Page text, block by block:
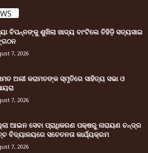
ବିପନ୍ନଙ୍କୁ ଶୁଖିଲା ଖାଦ୍ୟ ବାଂଟିଲେ ତିହିଡି଼ ସତ୍ୟସାଇ
7, 2026
ଅଲୀ କରାମତଙ୍କ ସ୍ମୃତିରେ ସାହିତ୍ୟ ସଭା ଓ
7, 2026
ଆଇନ ସେବା ପ୍ରାଧିକରଣ ପକ୍ଷରୁ ନାରାୟଣ ଚନ୍ଦ୍ର
ବିଦ୍ୟାଳୟରେ ସଚେତନତା କାର୍ଯ୍ୟକ୍ରମ
7, 2026